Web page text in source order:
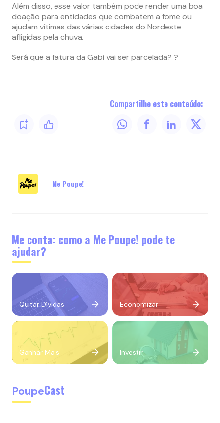
Além disso, esse valor também pode render uma boa
doação para entidades que combatem a fome ou
ajudam vítimas das várias cidades do Nordeste
afligidas pela chuva.
Será que a fatura da Gabi vai ser parcelada? ?
Compartilhe este conteúdo:
Me Poupe!
Me conta: como a Me Poupe! pode te
ajudar?
Quitar Dívidas Economizar
Ganhar Mais Investir
PoupeCast